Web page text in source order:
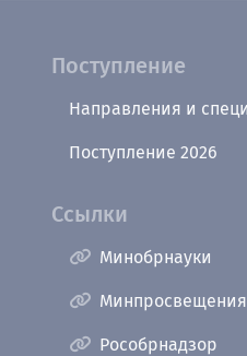
Поступление
Направления и
Поступление 2026
Ссылки
Минобрнауки
Рособрнадзор